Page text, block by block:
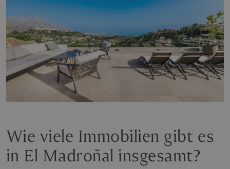
Wie viele Immobilien gibt es
in El Madroñal insgesamt?